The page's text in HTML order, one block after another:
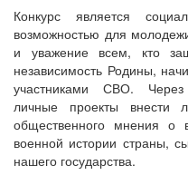
Конкурс является
возможностью для
и уважение всем, кто
независимость Родины,
участниками СВО.
личные проекты внести
общественного мнения о
военной истории страны,
нашего государства.